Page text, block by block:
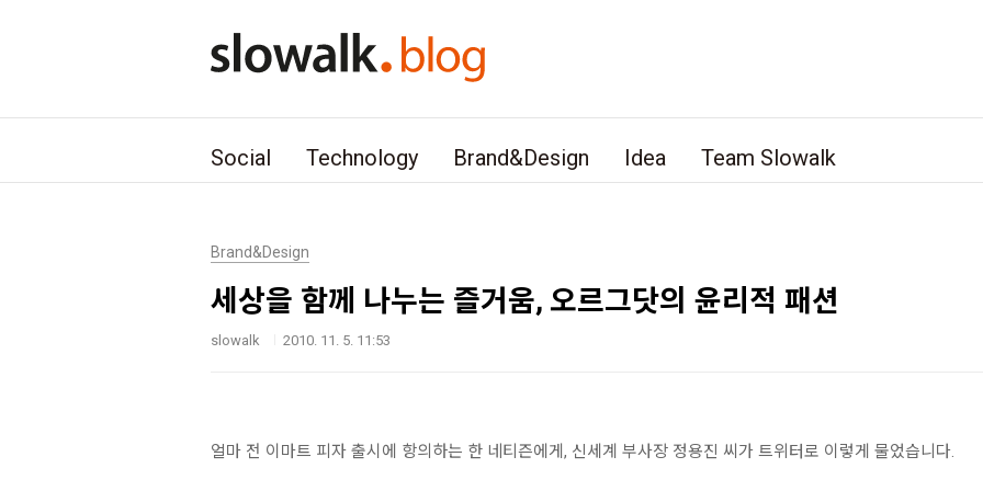
Social Technology Brand&Design Idea Team Slowalk
Brand&Design
세상을 함께 나누는 즐거움, 오르그닷의 윤리적 패션
slowalk 2010. 11. 5. 11:53
얼마 전 이마트 피자 출시에 항의하는 한 네티즌에게, 신세계 부사장 정용진 씨가 트위터로 이렇게 물었습니다.